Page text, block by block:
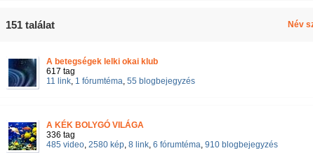
151találat Név
A betegségek lelki okai klub
617 tag
11 link, 1 fórumtéma, 55 blogbejegyzés
A KÉK BOLYGÓ VILÁGA
336 tag
485 video, 2580 kép, 8 link, 6 fórumtéma, 910 blogbejegyzés